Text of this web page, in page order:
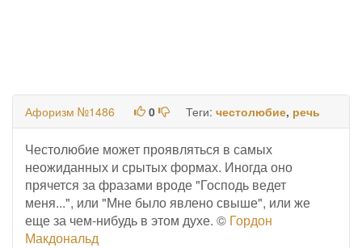
Афоризм №1486 0 Теги: честолюбие, речь
Честолюбие может проявляться в самых
неожиданных и срытых формах. Иногда оно
прячется за фразами вроде "Господь ведет
меня...", или "Мне было явлено свыше", или же
еще за чем-нибудь в этом духе. © Гордон
Макдональд